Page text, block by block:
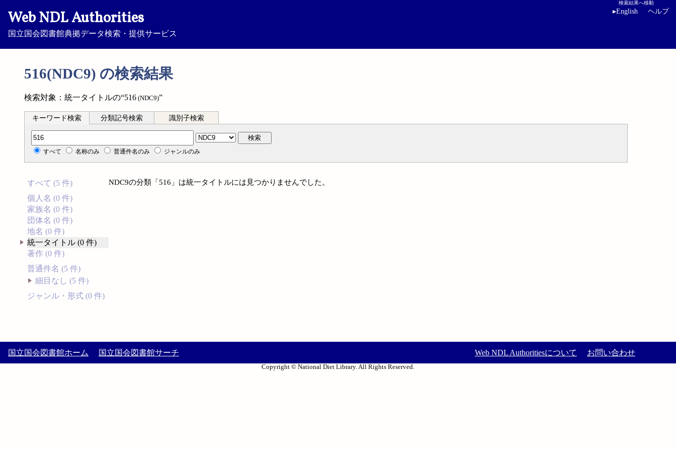
Web NDL Authorities
国立国会図書館典拠データ検索・提供サービス
検索結果へ移動
▸English ヘルプ
516(NDC9) の検索結果
検索対象：統一タイトルの“516 (NDC9)”
キーワード検索 分類記号検索 識別子検索
分類記号検索 検索
すべて 名称のみ 普通件名のみ ジャンルのみ
すべて (5 件)
個人名 (0 件)
家族名 (0 件)
団体名 (0 件)
地名 (0 件)
統一タイトル (0 件)
著作 (0 件)
普通件名 (5 件)
細目なし (5 件)
ジャンル・形式 (0 件)
NDC9の分類「516」は統一タイトルには見つかりませんでした。
国立国会図書館ホーム 国立国会図書館サーチ Web NDL Authoritiesについて お問い合わせ
Copyright © National Diet Library. All Rights Reserved.